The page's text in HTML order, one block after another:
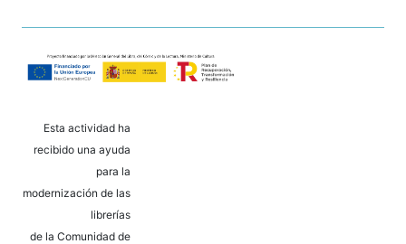
Esta actividad ha
recibido una ayuda
para la
modernización de las
librerías
de la Comunidad de